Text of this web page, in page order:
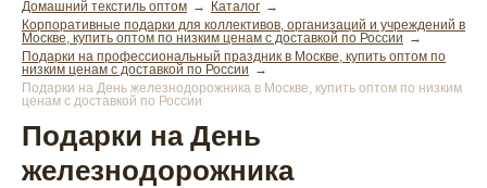
Домашний текстиль оптом
Каталог
Корпоративные подарки для коллективов, организаций и учреждений в
Москве, купить оптом по низким ценам с доставкой по России
Подарки на профессиональный праздник в Москве, купить оптом по
низким ценам с доставкой по России
Подарки на День железнодорожника в Москве, купить оптом по низким
ценам с доставкой по России
Подарки на День
железнодорожника